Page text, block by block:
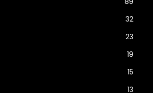
32
23
19
15
13